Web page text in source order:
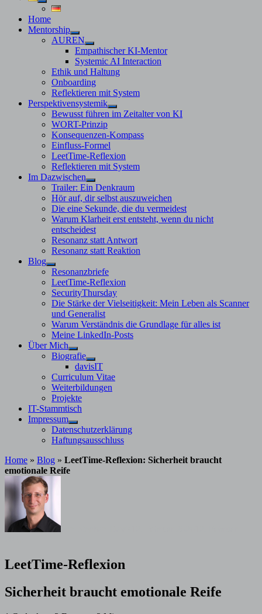
Untermenü
anzeigen
Home
Mentorship
Untermenü
anzeigen
AUREN
Untermenü
anzeigen
Empathischer KI-Mentor
Systemic AI Interaction
Ethik und Haltung
Onboarding
Reflektieren mit System
Perspektivensystemik
Untermenü
anzeigen
Bewusst führen im Zeitalter von KI
WORT-Prinzip
Konsequenzen-Kompass
Einfluss-Formel
LeetTime-Reflexion
Reflektieren mit System
Im Dazwischen
Untermenü
anzeigen
Trailer: Ein Denkraum
Hör auf, dir selbst auszuweichen
Die eine Sekunde, die du vermeidest
Warum Klarheit erst entsteht, wenn du nicht
entscheidest
Resonanz statt Antwort
Resonanz statt Reaktion
Blog
Untermenü
anzeigen
Resonanzbriefe
LeetTime-Reflexion
SecurityThursday
Die Stärke der Vielseitigkeit: Mein Leben als Scanner
und Generalist
Warum Verständnis die Grundlage für alles ist
Meine LinkedIn-Posts
Über Mich
Untermenü
anzeigen
Biografie
Untermenü
anzeigen
davisIT
Curriculum Vitae
Weiterbildungen
Projekte
IT-Stammtisch
Impressum
Untermenü
anzeigen
Datenschutzerklärung
Haftungsausschluss
Home » Blog » LeetTime-Reflexion: Sicherheit braucht
emotionale Reife
LeetTime-Reflexion
Sicherheit braucht emotionale Reife